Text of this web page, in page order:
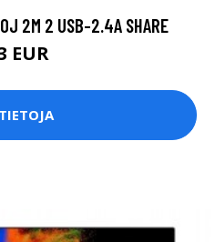
2M 2 USB-2.4A SHARE
EUR